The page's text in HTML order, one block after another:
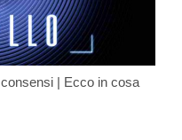
| Ecco in cosa